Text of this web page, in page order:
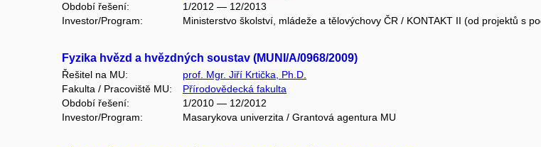
Období řešení:
1/2012 — 12/2013
Investor/Program:
Ministerstvo školství, mládeže a tělovýchovy ČR / KONTAKT II (od projektů s
Fyzika hvězd a hvězdných soustav (MUNI/A/0968/2009)
Řešitel na MU:
prof. Mgr. Jiří Krtička, Ph.D.
Fakulta / Pracoviště MU:
Přírodovědecká fakulta
Období řešení:
1/2010 — 12/2012
Investor/Program:
Masarykova univerzita / Grantová agentura MU